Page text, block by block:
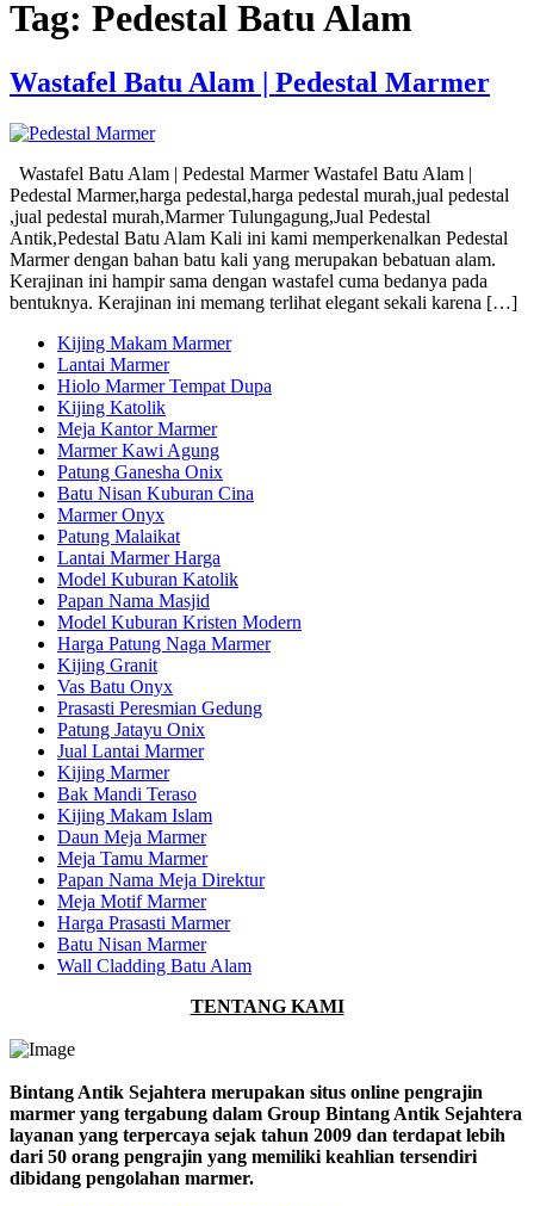
Tag: Pedestal Batu Alam
Wastafel Batu Alam | Pedestal Marmer
Wastafel Batu Alam | Pedestal Marmer Wastafel Batu Alam |
Pedestal Marmer,harga pedestal,harga pedestal murah,jual pedestal
,jual pedestal murah,Marmer Tulungagung,Jual Pedestal
Antik,Pedestal Batu Alam Kali ini kami memperkenalkan Pedestal
Marmer dengan bahan batu kali yang merupakan bebatuan alam.
Kerajinan ini hampir sama dengan wastafel cuma bedanya pada
bentuknya. Kerajinan ini memang terlihat elegant sekali karena […]
Kijing Makam Marmer
Lantai Marmer
Hiolo Marmer Tempat Dupa
Kijing Katolik
Meja Kantor Marmer
Marmer Kawi Agung
Patung Ganesha Onix
Batu Nisan Kuburan Cina
Marmer Onyx
Patung Malaikat
Lantai Marmer Harga
Model Kuburan Katolik
Papan Nama Masjid
Model Kuburan Kristen Modern
Harga Patung Naga Marmer
Kijing Granit
Vas Batu Onyx
Prasasti Peresmian Gedung
Patung Jatayu Onix
Jual Lantai Marmer
Kijing Marmer
Bak Mandi Teraso
Kijing Makam Islam
Daun Meja Marmer
Meja Tamu Marmer
Papan Nama Meja Direktur
Meja Motif Marmer
Harga Prasasti Marmer
Batu Nisan Marmer
Wall Cladding Batu Alam
TENTANG KAMI
Bintang Antik Sejahtera merupakan situs online pengrajin
marmer yang tergabung dalam Group Bintang Antik Sejahtera
layanan yang terpercaya sejak tahun 2009 dan terdapat lebih
dari 50 orang pengrajin yang memiliki keahlian tersendiri
dibidang pengolahan marmer.